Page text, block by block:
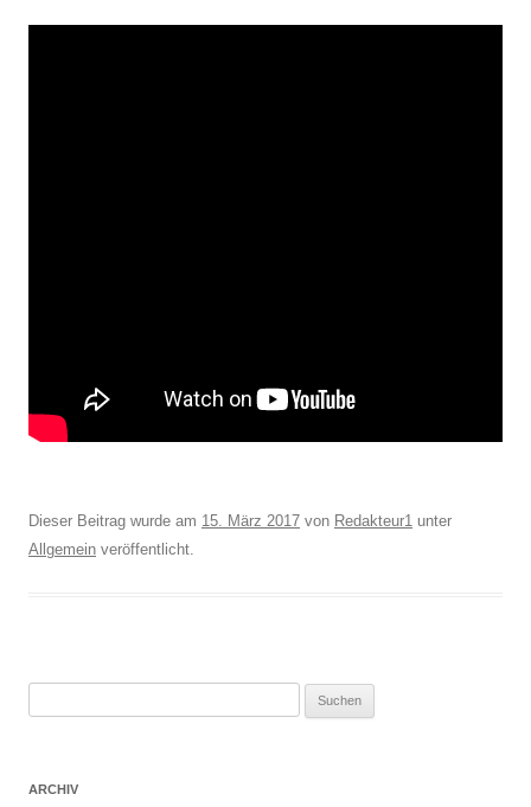
Dieser Beitrag wurde am 15. März 2017 von Redakteur1 unter
Allgemein veröffentlicht.
ARCHIV